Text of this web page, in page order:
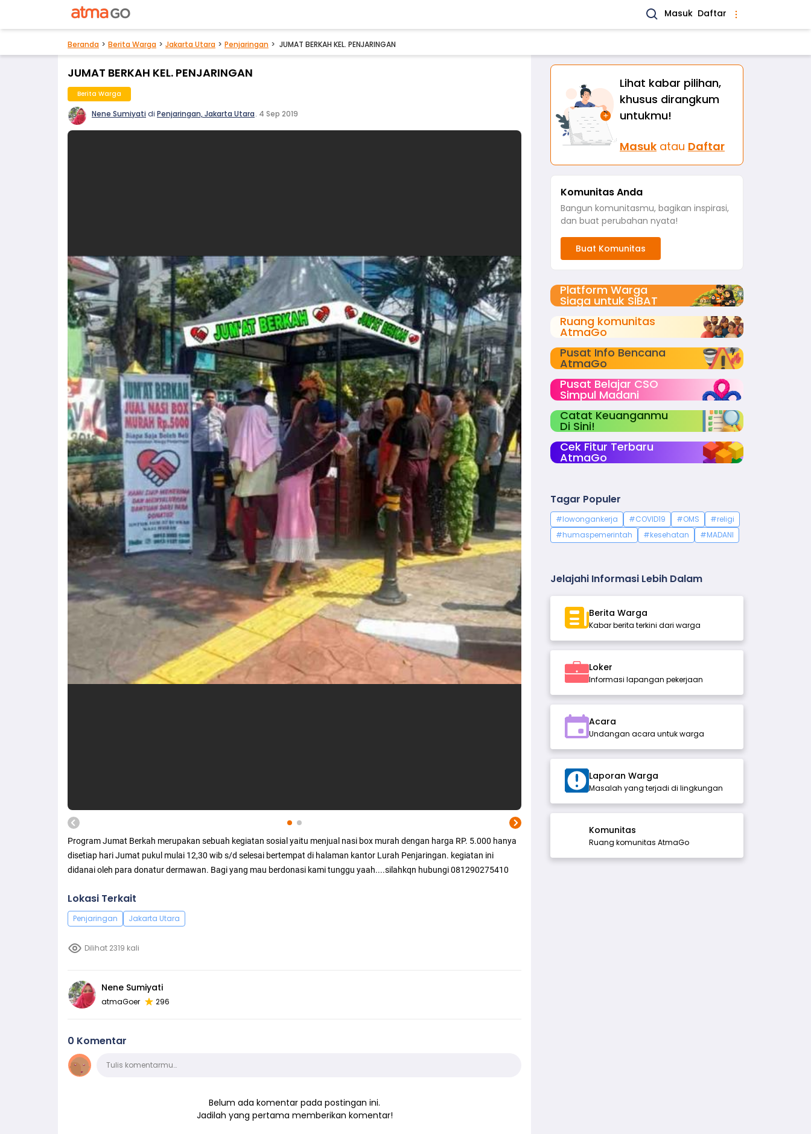
Masuk Daftar
Beranda Berita Warga Jakarta Utara Penjaringan JUMAT BERKAH KEL. PENJARINGAN
JUMAT BERKAH KEL. PENJARINGAN
Berita Warga
Nene Sumiyatidi Penjaringan, Jakarta Utara. 4 Sep 2019
Program Jumat Berkah merupakan sebuah kegiatan sosial yaitu menjual nasi box murah dengan harga RP. 5.000 hanya
disetiap hari Jumat pukul mulai 12,30 wib s/d selesai bertempat di halaman kantor Lurah Penjaringan. kegiatan ini
didanai oleh para donatur dermawan. Bagi yang mau berdonasi kami tunggu yaah....silahkqn hubungi 081290275410
Lokasi Terkait
Penjaringan Jakarta Utara
Dilihat 2319 kali
Nene Sumiyati
atmaGoer 296
0 Komentar
KomentarTulis komentarmu…
Belum ada komentar pada postingan ini.
Jadilah yang pertama memberikan komentar!
Lihat kabar pilihan,
khusus dirangkum
untukmu!
Masuk atau Daftar
Komunitas Anda
Bangun komunitasmu, bagikan inspirasi,
dan buat perubahan nyata!
Buat Komunitas
Platform Warga
Siaga untuk SIBAT
Ruang komunitas
AtmaGo
Pusat Info Bencana
AtmaGo
Pusat Belajar CSO
Simpul Madani
Catat Keuanganmu
Di Sini!
Cek Fitur Terbaru
AtmaGo
Tagar Populer
#lowongankerja #COVID19 #OMS
#religi
#humaspemerintah
#kesehatan #MADANI
Jelajahi Informasi Lebih Dalam
Berita Warga
Kabar berita terkini dari warga
Loker
Informasi lapangan pekerjaan
Acara
Undangan acara untuk warga
Laporan Warga
Masalah yang terjadi di lingkungan
Komunitas
Ruang komunitas AtmaGo